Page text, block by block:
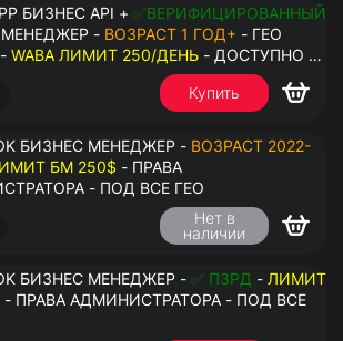
БИЗНЕС API + ✅ВЕРИФИЦИРОВАННЫЙ
- ВОЗРАСТ 1 ГОД+ - ГЕО
WABA ЛИМИТ 250/ДЕНЬ - ДОСТУПНО К
ДО 2 НОМЕРОВ - ПРАВА
Купить
БИЗНЕС МЕНЕДЖЕР - ВОЗРАСТ 2022-
БМ 250$ - ПРАВА
- ПОД ВСЕ ГЕО
Нет в
наличии
БИЗНЕС МЕНЕДЖЕР - ✅ ПЗРД - ЛИМИТ
- ПРАВА АДМИНИСТРАТОРА - ПОД ВСЕ